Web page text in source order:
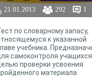
21.01.2013 292 1
по словарному запасу,
к указанной
учебника.
самоконтроля
проверки усвоения
материала.